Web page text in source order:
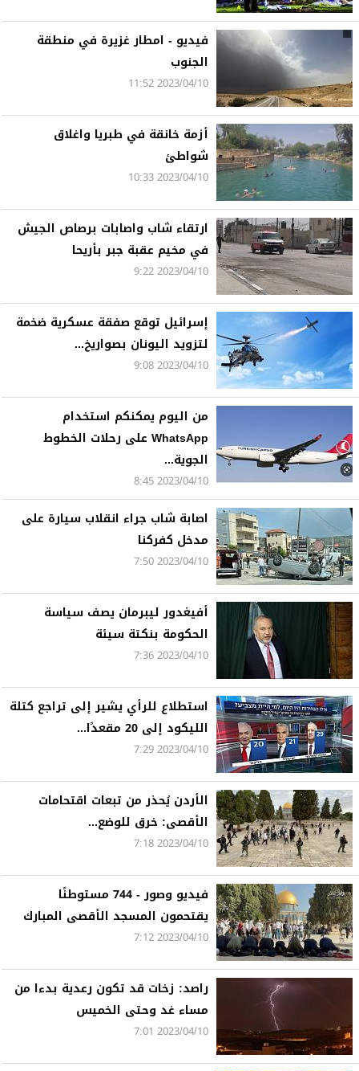
فيديو - امطار غزيرة في منطقة
الجنوب
2023/04/10 11:52
أزمة خانقة في طبريا واغلاق
شواطئ
2023/04/10 10:33
ارتقاء شاب واصابات برصاص الجيش
في مخيم عقبة جبر بأريحا
2023/04/10 9:22
إسرائيل توقع صفقة عسكرية ضخمة
لتزويد اليونان بصواريخ...
2023/04/10 9:08
من اليوم يمكنكم استخدام
WhatsApp على رحلات الخطوط
الجوية...
2023/04/10 8:45
اصابة شاب جراء انقلاب سيارة على
مدخل كفركنا
2023/04/10 7:50
أفيغدور ليبرمان يصف سياسة
الحكومة بنكتة سيئة
2023/04/10 7:36
استطلاع للرأي يشير إلى تراجع كتلة
الليكود إلى 20 مقعدًا...
2023/04/10 7:29
الأردن يُحذر من تبعات اقتحامات
الأقصى: خرق للوضع...
2023/04/10 7:18
فيديو وصور - 744 مستوطنًا
يقتحمون المسجد الأقصى المبارك
2023/04/10 7:12
راصد: زخات قد تكون رعدية بدءا من
مساء غد وحتى الخميس
2023/04/10 7:01